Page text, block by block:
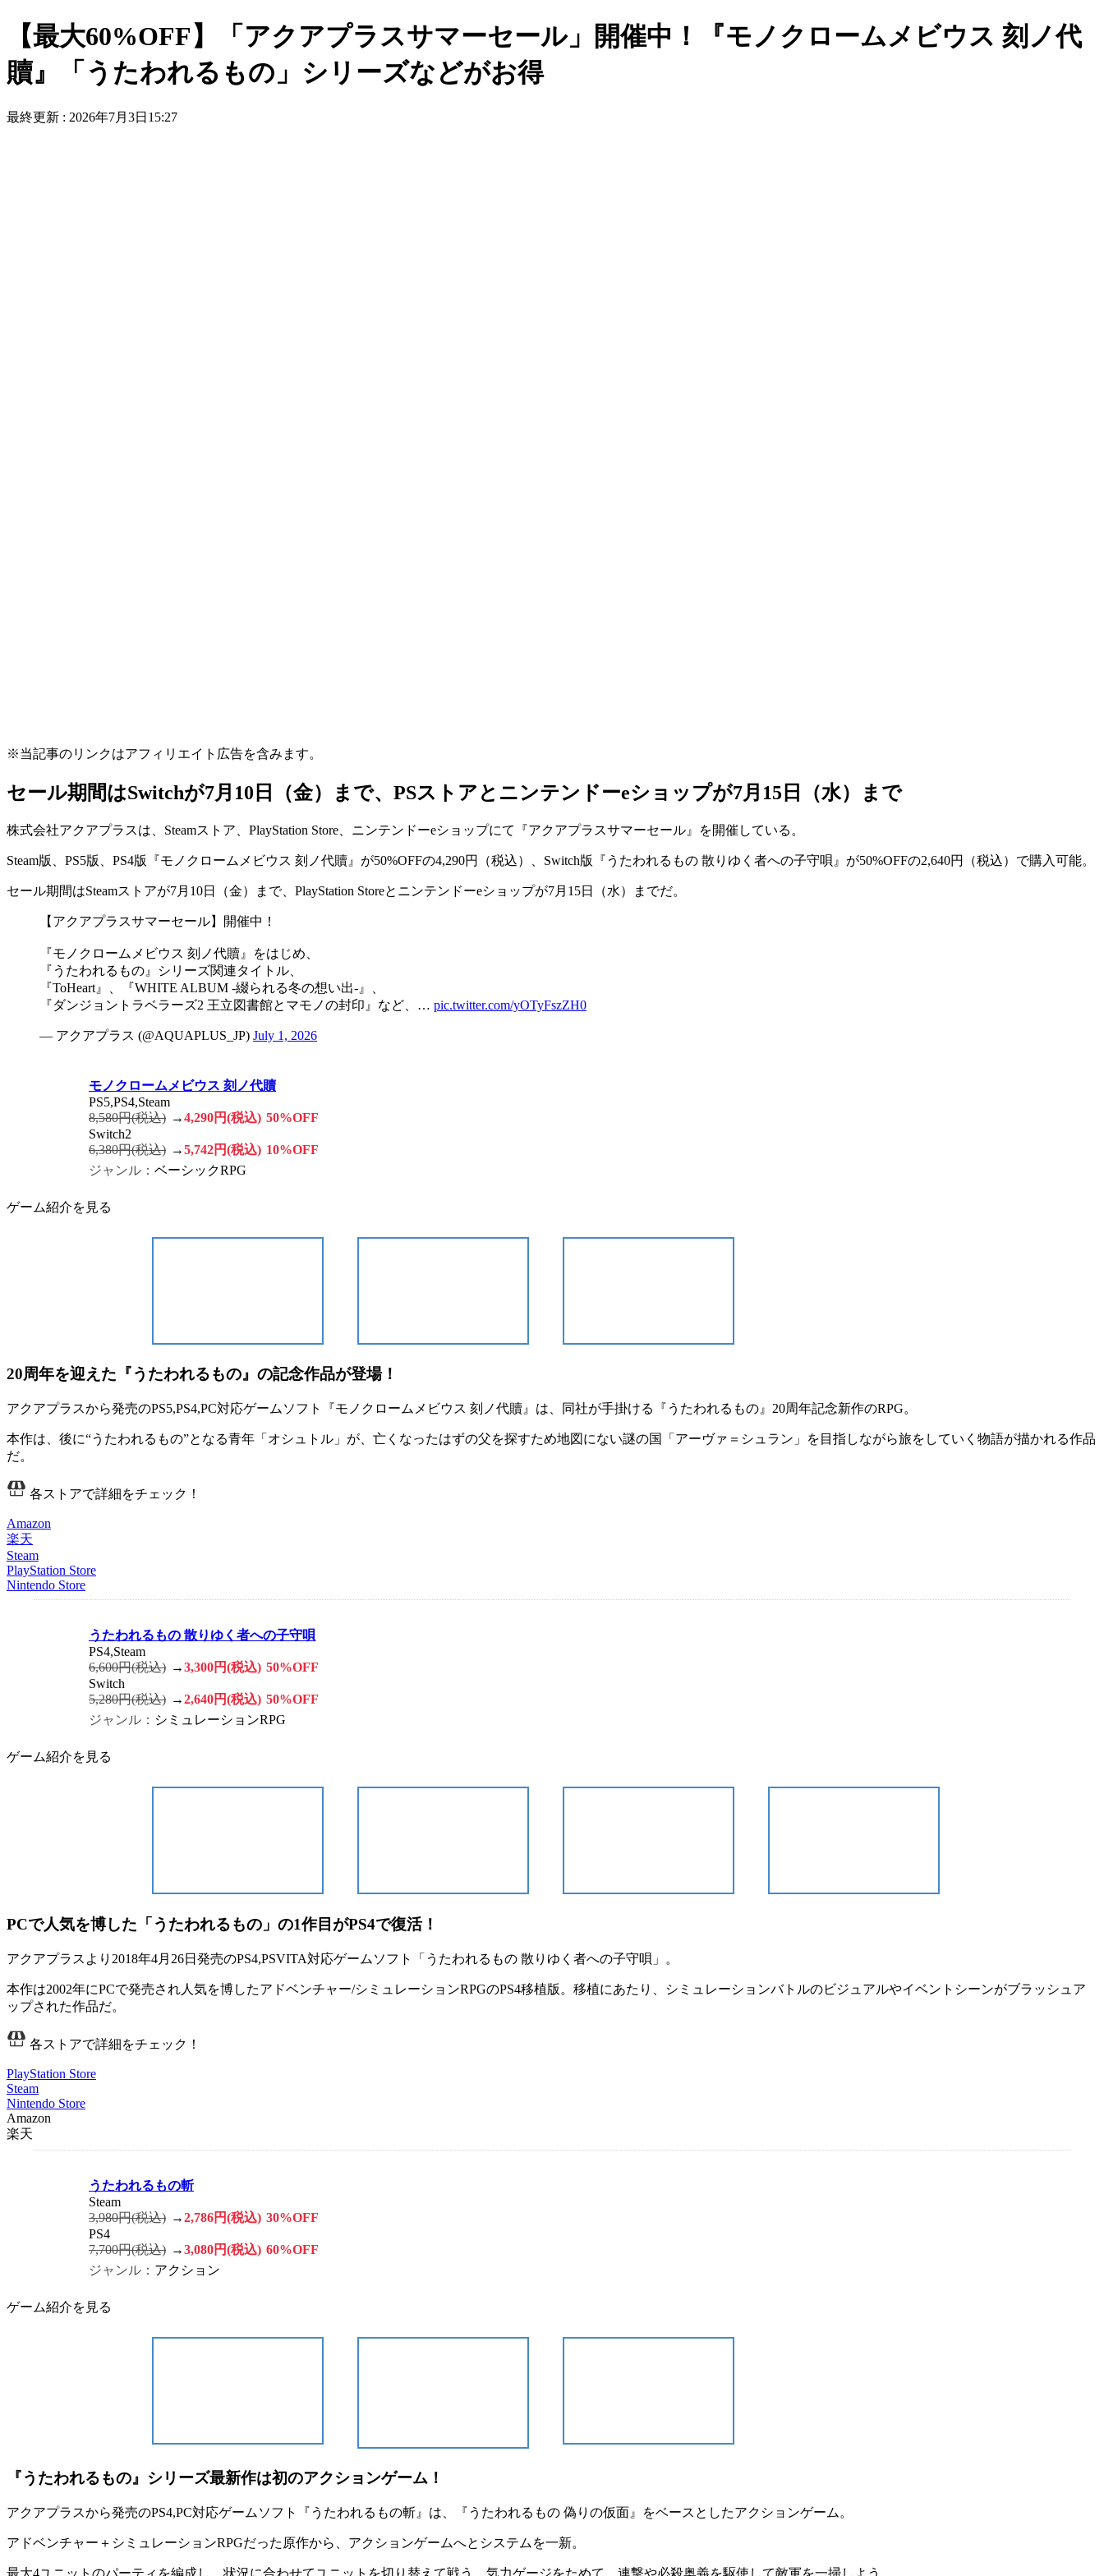
【最大60%OFF】「アクアプラスサマーセール」開催中！『モノクロームメビウス 刻ノ代
贖』「うたわれるもの」シリーズなどがお得
最終更新 : 2026年7月3日15:27
※当記事のリンクはアフィリエイト広告を含みます。
セール期間はSwitchが7月10日（金）まで、PSストアとニンテンドーeショップが7月15日（水）まで
株式会社アクアプラスは、Steamストア、PlayStation Store、ニンテンドーeショップにて『アクアプラスサマーセール 』を開催している。
Steam版、PS5版、PS4版『モノクロームメビウス 刻ノ代贖 』が50%OFFの4,290円（税込） 、Switch版『 うたわれるもの 散りゆく者への子守唄 』が50%OFFの2,640円（税込） で購入可能。
セール期間はSteamストアが7月10日（金）まで、PlayStation Storeとニンテンドーeショップが7月15日（水）までだ。
【アクアプラスサマーセール】開催中！
『モノクロームメビウス 刻ノ代贖』をはじめ、
『うたわれるもの』シリーズ関連タイトル、
『ToHeart』、『WHITE ALBUM -綴られる冬の想い出-』、
『ダンジョントラベラーズ2 王立図書館とマモノの封印』など、… pic.twitter.com/yOTyFszZH0
— アクアプラス (@AQUAPLUS_JP) July 1, 2026
モノクロームメビウス 刻ノ代贖
PS5,PS4,Steam
8,580円(税込) →4,290円(税込) 50%OFF
Switch2
6,380円(税込) →5,742円(税込) 10%OFF
ジャンル： ベーシックRPG
ゲーム紹介を見る
20周年を迎えた『うたわれるもの』の記念作品が登場！
アクアプラスから発売のPS5,PS4,PC対応ゲームソフト『モノクロームメビウス 刻ノ代贖』は、同社が手掛ける『うたわれるもの』20周年記念新作のRPG。
本作は、 後に“うたわれるもの”となる青年「オシュトル」 が、亡くなったはずの父を探すため地図にない謎の国「アーヴァ＝シュラン」を目指しながら旅をしていく物語が描かれる作品
だ。
各ストアで詳細をチェック！
Amazon
楽天
Steam
PlayStation Store
Nintendo Store
うたわれるもの 散りゆく者への子守唄
PS4,Steam
6,600円(税込) →3,300円(税込) 50%OFF
Switch
5,280円(税込) →2,640円(税込) 50%OFF
ジャンル： シミュレーションRPG
ゲーム紹介を見る
PCで人気を博した「うたわれるもの」の1作目がPS4で復活！
アクアプラスより 2018年4月26日 発売のPS4,PSVITA対応ゲームソフト「 うたわれるもの 散りゆく者への子守唄 」。
本作は2002年にPCで発売され人気を博したアドベンチャー/シミュレーションRPGのPS4移植版。移植にあたり、 シミュレーションバトルのビジュアルやイベントシーンがブラッシュア
ップされた作品だ。
各ストアで詳細をチェック！
PlayStation Store
Steam
Nintendo Store
Amazon
楽天
うたわれるもの斬
Steam
3,980円(税込) →2,786円(税込) 30%OFF
PS4
7,700円(税込) →3,080円(税込) 60%OFF
ジャンル： アクション
ゲーム紹介を見る
『うたわれるもの』シリーズ最新作は初のアクションゲーム！
アクアプラスから発売のPS4,PC対応ゲームソフト『 うたわれるもの斬 』は、『うたわれるもの 偽りの仮面』をベースとしたアクションゲーム 。
アドベンチャー＋シミュレーションRPGだった原作から、アクションゲームへと システムを一新。
最大4ユニットのパーティを編成し、 状況に合わせてユニットを切り替えて戦う。気力ゲージをためて、連撃や必殺奥義を駆使して敵軍を一掃しよう。